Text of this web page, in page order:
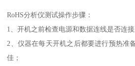
RoHS分析仪测试操作步骤：
1、开机之前检查电源和数据连线是否连接
2、仪器在每天开机之后都要进行预热准
佳；